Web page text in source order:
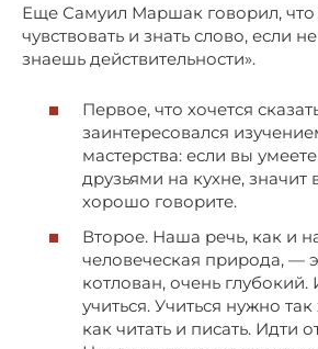
Еще Самуил Маршак говорил, что
чувствовать и знать слово, если
знаешь действительности».
Первое, что хочется
заинтересовался
мастерства: если вы
друзьями на кухне, значит
хорошо говорите.
Второе. Наша речь, как и
человеческая природа, —
котлован, очень глубокий.
учиться. Учиться нужно
как читать и писать. Идти